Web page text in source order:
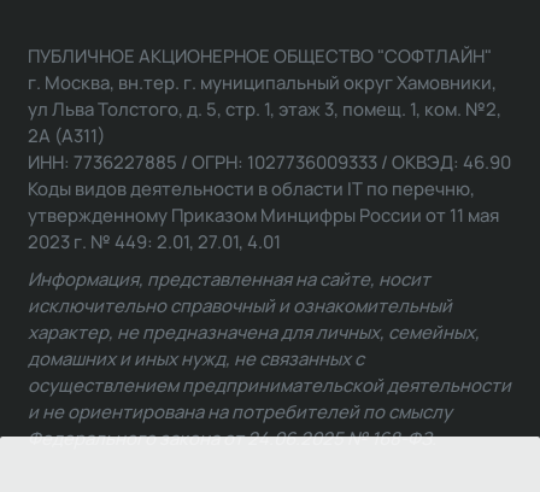
ПУБЛИЧНОЕ АКЦИОНЕРНОЕ ОБЩЕСТВО "СОФТЛАЙН"
г. Москва, вн.тер. г. муниципальный округ Хамовники,
ул Льва Толстого, д. 5, стр. 1, этаж 3, помещ. 1, ком. №2,
2А (А311)
ИНН: 7736227885 / ОГРН: 1027736009333 / ОКВЭД: 46.90
Коды видов деятельности в области IT по перечню,
утвержденному Приказом Минцифры России от 11 мая
2023 г. № 449: 2.01, 27.01, 4.01
Информация, представленная на сайте, носит
исключительно справочный и ознакомительный
характер, не предназначена для личных, семейных,
домашних и иных нужд, не связанных с
осуществлением предпринимательской деятельности
и не ориентирована на потребителей по смыслу
Федерального закона от 24.06.2025 № 168-ФЗ.